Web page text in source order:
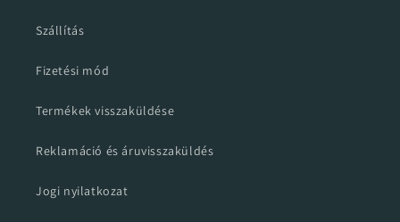
Szállítás
Fizetési mód
Termékek visszaküldése
Reklamáció és áruvisszaküldés
Jogi nyilatkozat